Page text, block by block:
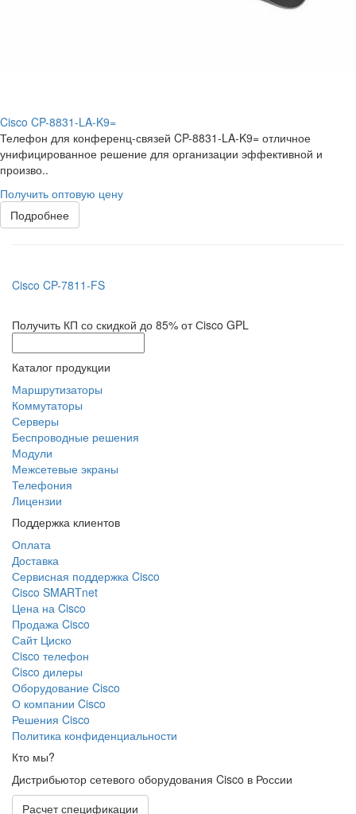
Cisco CP-8831-LA-K9=
Телефон для конференц-связей CP-8831-LA-K9= отличное
унифицированное решение для организации эффективной и
произво..
Получить оптовую цену
Подробнее
Cisco CP-7811-FS
Получить КП со скидкой до 85% от Сisco GPL
Каталог продукции
Маршрутизаторы
Коммутаторы
Серверы
Беспроводные решения
Модули
Межсетевые экраны
Телефония
Лицензии
Поддержка клиентов
Оплата
Доставка
Сервисная поддержка Cisco
Cisco SMARTnet
Цена на Cisco
Продажа Cisco
Сайт Циско
Сisco телефон
Cisco дилеры
Оборудование Cisco
О компании Cisco
Решения Cisco
Политика конфиденциальности
Кто мы?
Дистрибьютор сетевого оборудования Cisco в России
Расчет спецификации